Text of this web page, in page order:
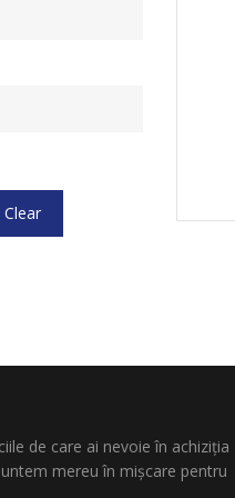
Clear
de care ai nevoie în achiziția
mereu în mișcare pentru